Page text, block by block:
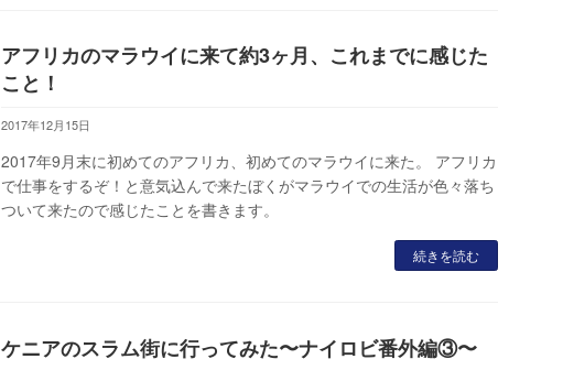
アフリカのマラウイに来て約3ヶ月、これまでに感じた
こと！
2017年12月15日
2017年9月末に初めてのアフリカ、初めてのマラウイに来た。 アフリカ
で仕事をするぞ！と意気込んで来たぼくがマラウイでの生活が色々落ち
ついて来たので感じたことを書きます。
続きを読む
ケニアのスラム街に行ってみた〜ナイロビ番外編③〜